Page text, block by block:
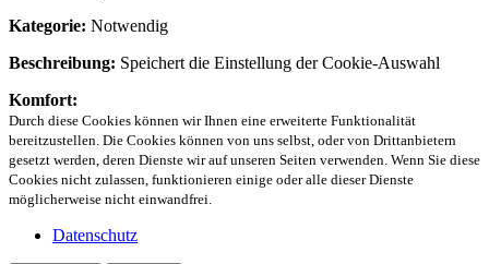
Kategorie: Notwendig
Beschreibung: Speichert die Einstellung der Cookie-Auswahl
Komfort:
Durch diese Cookies können wir Ihnen eine erweiterte Funktionalität
bereitzustellen. Die Cookies können von uns selbst, oder von Drittanbietern
gesetzt werden, deren Dienste wir auf unseren Seiten verwenden. Wenn Sie diese
Cookies nicht zulassen, funktionieren einige oder alle dieser Dienste
möglicherweise nicht einwandfrei.
Datenschutz